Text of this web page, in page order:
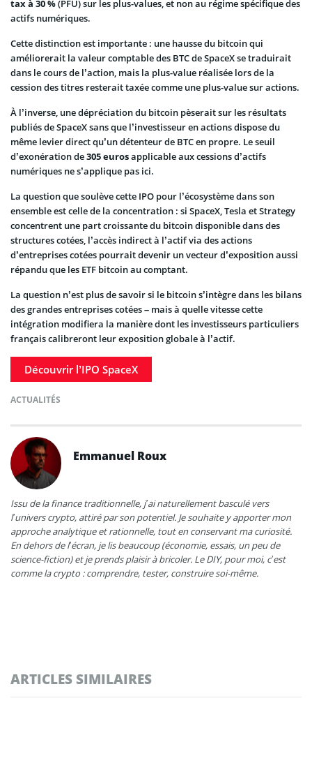
tax à 30 %(PFU) sur les plus-values, et non au régime spécifique des
actifs numériques.
Cette distinction est importante : une hausse du bitcoin qui
améliorerait la valeur comptable des BTC de SpaceX se traduirait
dans le cours de l’action, mais la plus-value réalisée lors de la
cession des titres resterait taxée comme une plus-value sur actions.
À l’inverse, une dépréciation du bitcoin pèserait sur les résultats
publiés de SpaceX sans que l’investisseur en actions dispose du
même levier direct qu’un détenteur de BTC en propre. Le seuil
d’exonération de305 eurosapplicable aux cessions d’actifs
numériques ne s’applique pas ici.
La question que soulève cette IPO pour l’écosystème dans son
ensemble est celle de la concentration : si SpaceX, Tesla et Strategy
concentrent une part croissante du bitcoin disponible dans des
structures cotées, l’accès indirect à l’actif via des actions
d’entreprises cotées pourrait devenir un vecteur d’exposition aussi
répandu que les ETF bitcoin au comptant.
La question n’est plus de savoir si le bitcoin s’intègre dans les bilans
des grandes entreprises cotées – mais à quelle vitesse cette
intégration modifiera la manière dont les investisseurs particuliers
français calibreront leur exposition globale à l’actif.
Découvrir l’IPO SpaceX
ACTUALITÉS
Emmanuel Roux
Issu de la finance traditionnelle, j’ai naturellement basculé vers
l’univers crypto, attiré par son potentiel. Je souhaite y apporter mon
approche analytique et rationnelle, tout en conservant ma curiosité.
En dehors de l’écran, je lis beaucoup (économie, essais, un peu de
science-fiction) et je prends plaisir à bricoler. Le DIY, pour moi, c’est
comme la crypto : comprendre, tester, construire soi-même.
ARTICLES SIMILAIRES